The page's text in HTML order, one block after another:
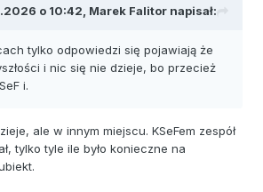
o 10:42, Marek Falitor napisał:
tylko odpowiedzi się pojawiają że
i nic się nie dzieje, bo przecież
i.
ale w innym miejscu. KSeFem zespół
tylko tyle ile było konieczne na